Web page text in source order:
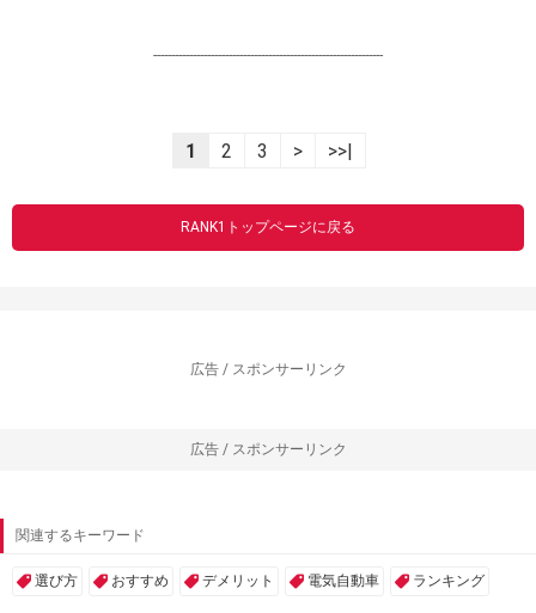
----------------------------------------------------------------
1 2 3 > >>|
RANK1トップページに戻る
広告 / スポンサーリンク
広告 / スポンサーリンク
関連するキーワード
選び方 おすすめ デメリット 電気自動車 ランキング